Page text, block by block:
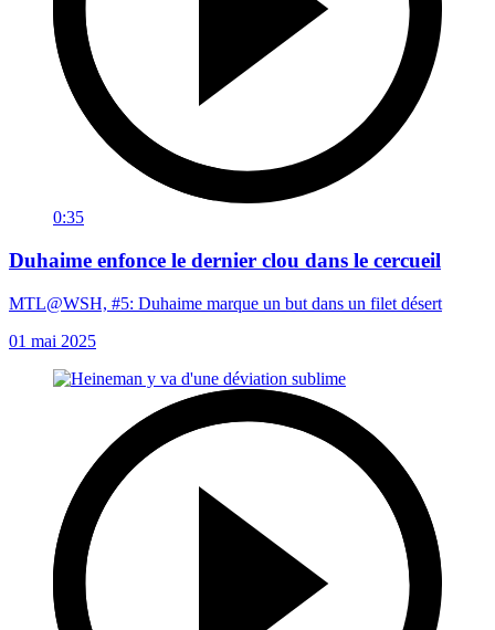
0:35
Duhaime enfonce le dernier clou dans le cercueil
MTL@WSH, #5: Duhaime marque un but dans un filet désert
01 mai 2025